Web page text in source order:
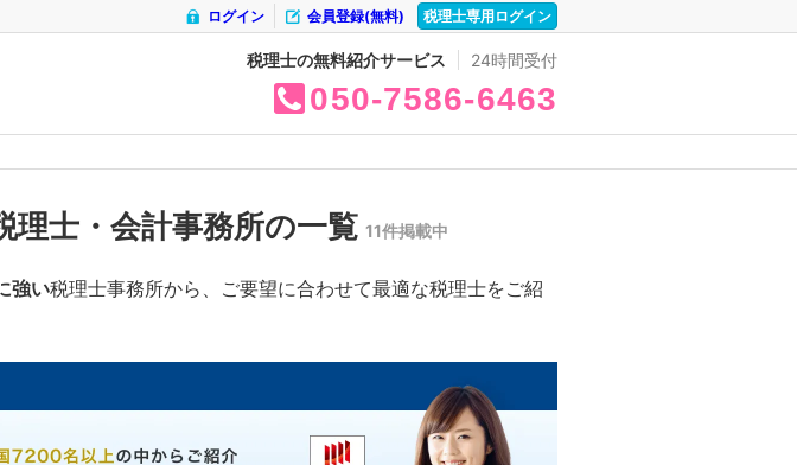
税理士専用ログイン
会員登録(無料)
ログイン
税理士の無料紹介サービス 24時間受付
050 7586 6463
理士・会計事務所の一覧 11件掲載中
強い税理士事務所から、ご要望に合わせて最適な税理士をご紹